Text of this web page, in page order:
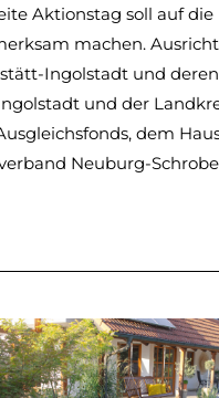
Aktionstag soll auf die
machen.
Ingolstadt und deren
und der
dem
Neuburg-